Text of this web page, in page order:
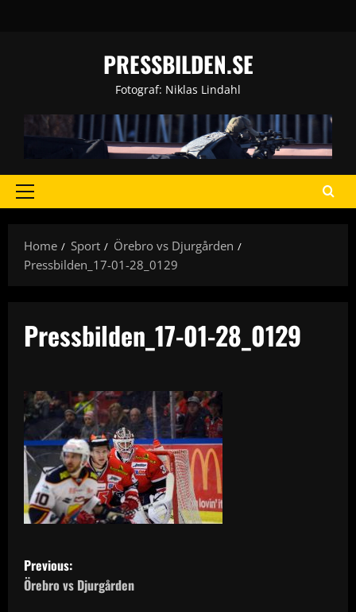
PRESSBILDEN.SE
Fotograf: Niklas Lindahl
Primary
Home
Sport
Örebro vs Djurgården
Pressbilden_17-01-28_0129
Pressbilden_17-01-28_0129
P
o
Previous:
Örebro vs Djurgården